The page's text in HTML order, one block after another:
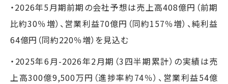
・2026年5月期前期の会社予想は売上高408億円（前期
比約30％増）、営業利益70億円（同約157％増）、純利益
64億円（同約220％増）を見込む
・2025年6月-2026年2月期（3四半期累計）の実績は売
上高300億9,500万円（進捗率約74％）、営業利益54億